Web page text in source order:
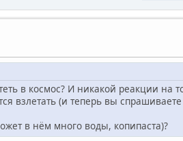
в космос? И никакой реакции на
взлетать (и теперь вы
в нём много воды, копипаста)?